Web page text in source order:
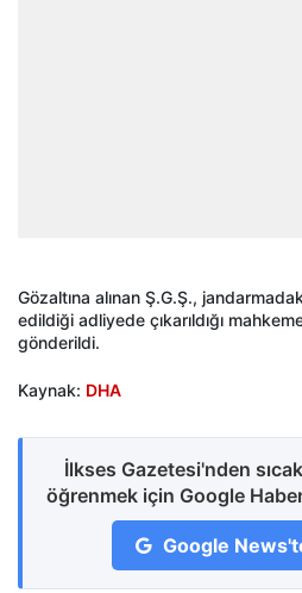
Gözaltına alınan Ş.G.Ş.,
edildiği adliyede çıkarıldığı
gönderildi.
Kaynak: DHA
İlkses Gazetesi'nden
öğrenmek için Google
Google